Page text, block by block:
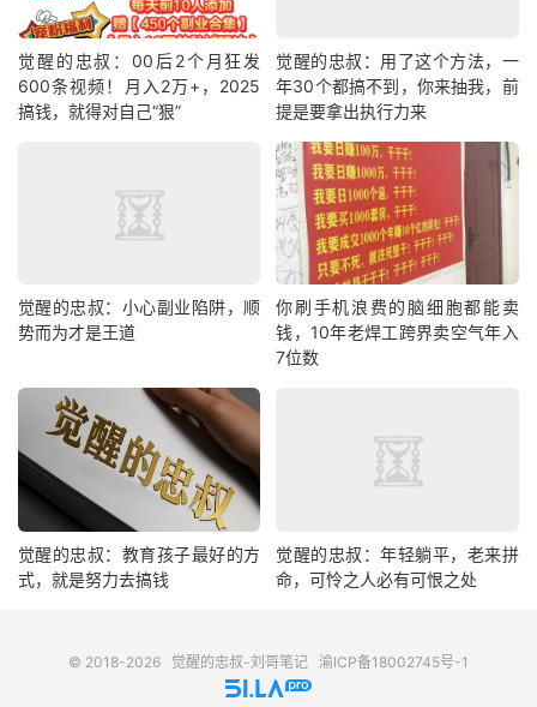
觉醒的忠叔：00后2个月狂发
600条视频！月入2万+，2025
搞钱，就得对自己“狠”
觉醒的忠叔：用了这个方法，一
年30个都搞不到，你来抽我，前
提是要拿出执行力来
觉醒的忠叔：小心副业陷阱，顺
势而为才是王道
你刷手机浪费的脑细胞都能卖
钱，10年老焊工跨界卖空气年入
7位数
觉醒的忠叔：教育孩子最好的方
式，就是努力去搞钱
觉醒的忠叔：年轻躺平，老来拼
命，可怜之人必有可恨之处
© 2018-2026 觉醒的忠叔-刘哥笔记 渝ICP备18002745号-1